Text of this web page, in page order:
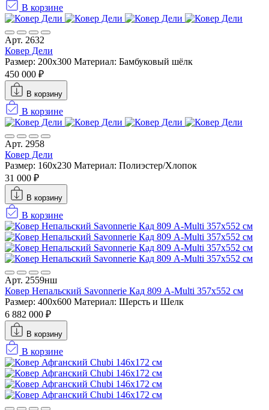
В корзине
Арт. 2632
Ковер Дели
Размер: 200x300 Материал: Бамбуковый шёлк
450 000 ₽
В корзину
В корзине
Арт. 2958
Ковер Дели
Размер: 160х230 Материал: Полиэстер/Хлопок
31 000 ₽
В корзину
В корзине
Арт. 2559нш
Ковер Непальский Savonnerie Кад 809 A-Multi 357x552 см
Размер: 400x600 Материал: Шерсть и Шелк
6 882 000 ₽
В корзину
В корзине